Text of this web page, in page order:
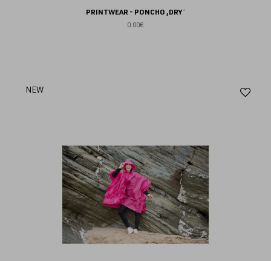
PRINTWEAR - PONCHO ,DRY´
0.00€
NEW